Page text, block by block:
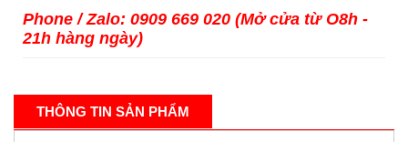
✔ Free ship với bán kính 30km, khách có thể
chọn mang theo 2-3 máy để lựa.
✔ Ngoài 30km ship COD
✔ Địa chỉ shop giáp ranh Gò Vấp, Tân Bình, Tân
Phú. Có chổ đậu Ô Tô.
✔ Có quẹt thẻ, trả góp qua thẻ tín dụng và qua